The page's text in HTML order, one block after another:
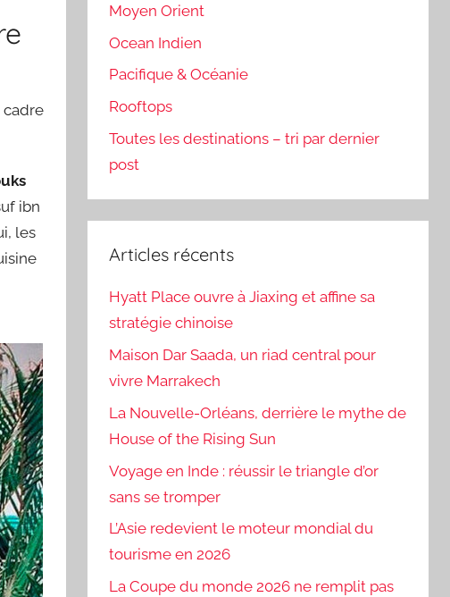
cadre
ibn
les
Moyen Orient
Ocean Indien
Pacifique & Océanie
Rooftops
Toutes les destinations – tri par dernier
post
Articles récents
Hyatt Place ouvre à Jiaxing et affine sa
stratégie chinoise
Maison Dar Saada, un riad central pour
vivre Marrakech
La Nouvelle-Orléans, derrière le mythe de
House of the Rising Sun
Voyage en Inde : réussir le triangle d’or
sans se tromper
L’Asie redevient le moteur mondial du
tourisme en 2026
La Coupe du monde 2026 ne remplit pas